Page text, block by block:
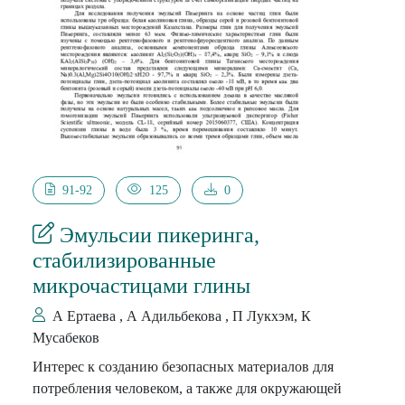
NaZSM-5 во всей области заполнения;
Практическая значимость: Основные
термодинамические функции исследованных систем
необходимы для практических расчетов процессов и
аппаратов сорбционной техники, а также
представляют интерес, как справочные материал для
использования в специальных курсах по физической
и коллоидной химии, читаемой магистрантам в
ВУЗах.91-92 125 0
Эмульсии пикеринга,
стабилизированные
микрочастицами глины
А Ертаева , А Адильбекова , П Лукхэм, К
Мусабеков
Интерес к созданию безопасных материалов для
потребления человеком, а также для окружающей